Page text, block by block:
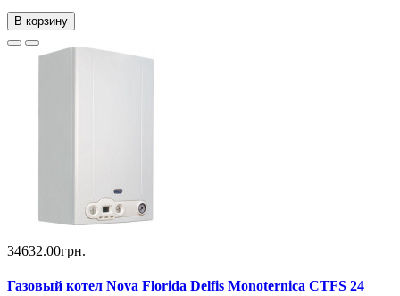
В корзину
34632.00грн.
Газовый котел Nova Florida Delfis Monoternica CTFS 24